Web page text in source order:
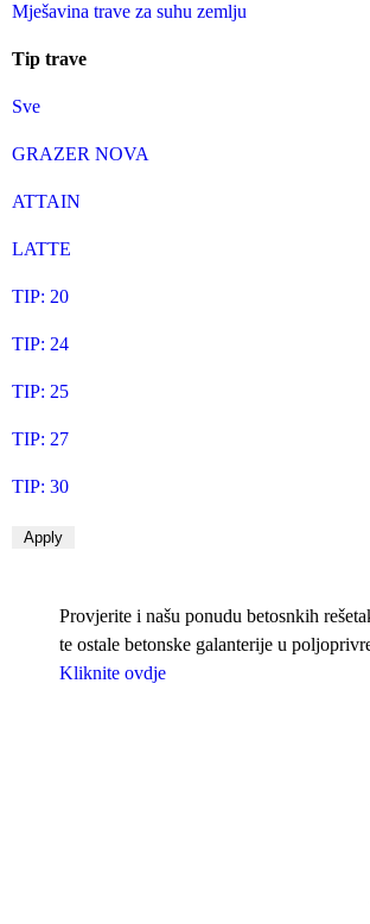
Mješavina trave za suhu zemlju
Tip trave
Sve
GRAZER NOVA
ATTAIN
LATTE
TIP: 20
TIP: 24
TIP: 25
TIP: 27
TIP: 30
Provjerite i našu ponudu betosnkih
te ostale betonske galanterije u
Kliknite ovdje